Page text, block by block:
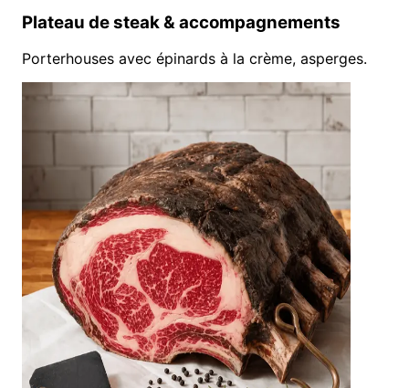
Plateau de steak & accompagnements
Porterhouses avec épinards à la crème, asperges.